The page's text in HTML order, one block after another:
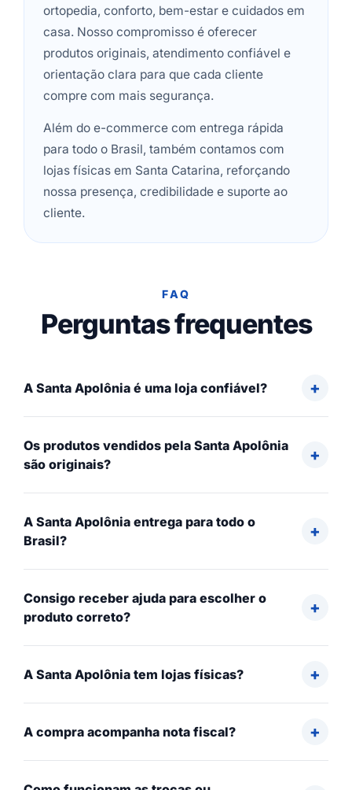
ortopedia, conforto, bem-estar e cuidados em
casa. Nosso compromisso é oferecer
produtos originais, atendimento confiável e
orientação clara para que cada cliente
compre com mais segurança.
Além do e-commerce com entrega rápida
para todo o Brasil, também contamos com
lojas físicas em Santa Catarina, reforçando
nossa presença, credibilidade e suporte ao
cliente.
FAQ
Perguntas frequentes
A Santa Apolônia é uma loja confiável?
Os produtos vendidos pela Santa Apolônia
são originais?
A Santa Apolônia entrega para todo o
Brasil?
Consigo receber ajuda para escolher o
produto correto?
A Santa Apolônia tem lojas físicas?
A compra acompanha nota fiscal?